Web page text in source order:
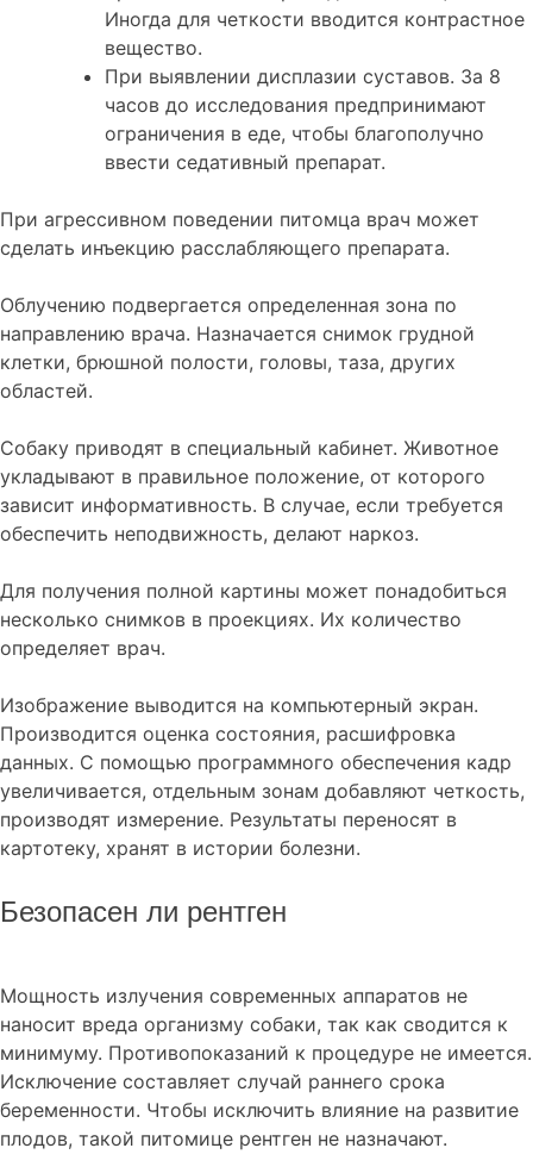
Иногда для четкости вводится контрастное
вещество.
При выявлении дисплазии суставов. За 8
часов до исследования предпринимают
ограничения в еде, чтобы благополучно
ввести седативный препарат.
При агрессивном поведении питомца врач может
сделать инъекцию расслабляющего препарата.
Облучению подвергается определенная зона по
направлению врача. Назначается снимок грудной
клетки, брюшной полости, головы, таза, других
областей.
Собаку приводят в специальный кабинет. Животное
укладывают в правильное положение, от которого
зависит информативность. В случае, если требуется
обеспечить неподвижность, делают наркоз.
Для получения полной картины может понадобиться
несколько снимков в проекциях. Их количество
определяет врач.
Изображение выводится на компьютерный экран.
Производится оценка состояния, расшифровка
данных. С помощью программного обеспечения кадр
увеличивается, отдельным зонам добавляют четкость,
производят измерение. Результаты переносят в
картотеку, хранят в истории болезни.
Безопасен ли рентген
Мощность излучения современных аппаратов не
наносит вреда организму собаки, так как сводится к
минимуму. Противопоказаний к процедуре не имеется.
Исключение составляет случай раннего срока
беременности. Чтобы исключить влияние на развитие
плодов, такой питомице рентген не назначают.